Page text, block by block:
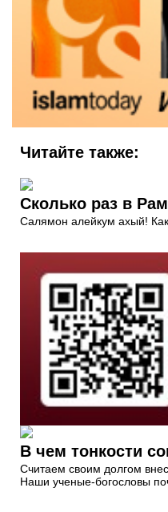
Читайте также:
Сколько раз в
Салямон алейкум ахый!
В чем тонкости
Cчитаем своим долгом
Наши ученые-богословы